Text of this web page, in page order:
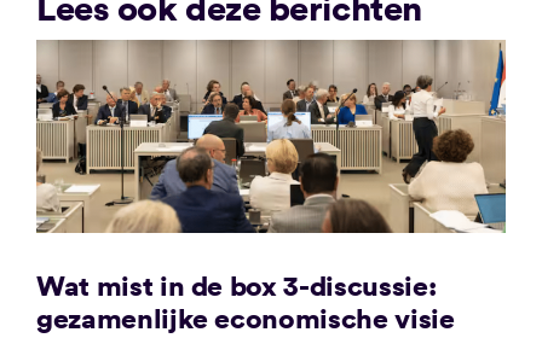
Wat mist in de box 3-discussie:
gezamenlijke economische visie